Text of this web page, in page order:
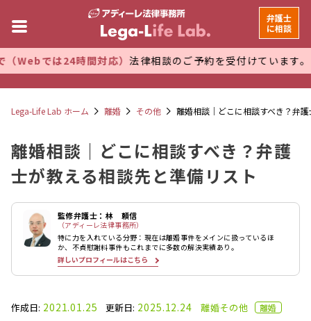
時間対応）法律相談のご予約を受付けています。 万全な管理
弁護士
に相談
Lega-Life Lab ホーム 離婚 その他 離婚相談｜どこに相談すべき？弁
離婚相談｜どこに相談すべき？弁護
士が教える相談先と準備リスト
監修弁護士：林 頼信
（アディーレ法律事務所）
特に力を入れている分野：現在は離婚事件をメインに扱っているほ
か、不貞慰謝料事件もこれまでに多数の解決実績あり。
詳しいプロフィールはこちら
作成日: 2021.01.25 更新日: 2025.12.24 離婚その他
離婚